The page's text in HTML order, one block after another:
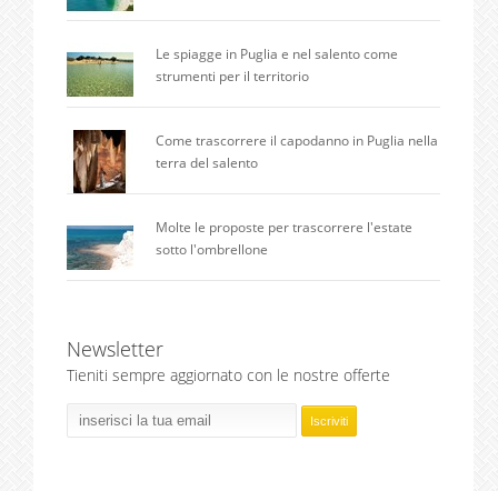
Le spiagge in Puglia e nel salento come
strumenti per il territorio
Come trascorrere il capodanno in Puglia nella
terra del salento
Molte le proposte per trascorrere l'estate
sotto l'ombrellone
Newsletter
Tieniti sempre aggiornato con le nostre offerte